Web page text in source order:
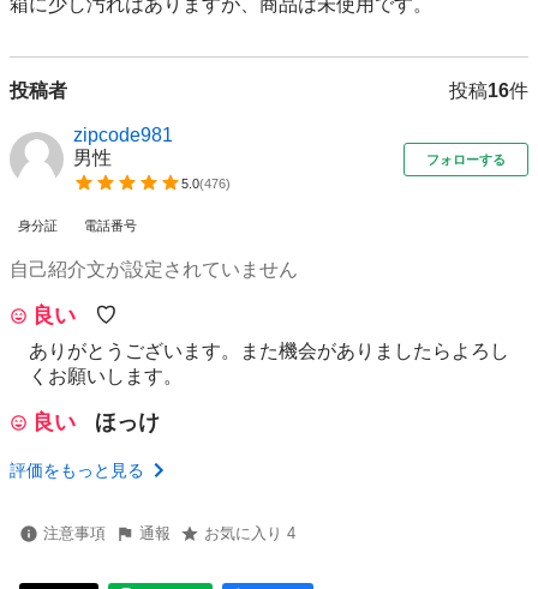
箱に少し汚れはありますが、商品は未使用です。
投稿者 投稿16件
zipcode981
男性
5.0(476)
フォローする
身分証 電話番号
自己紹介文が設定されていません
良い ♡
ありがとうございます。また機会がありましたらよろし
くお願いします。
良い ほっけ
評価をもっと見る
注意事項 通報 お気に入り 4